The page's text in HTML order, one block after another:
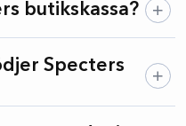
butikskassa?
Specters